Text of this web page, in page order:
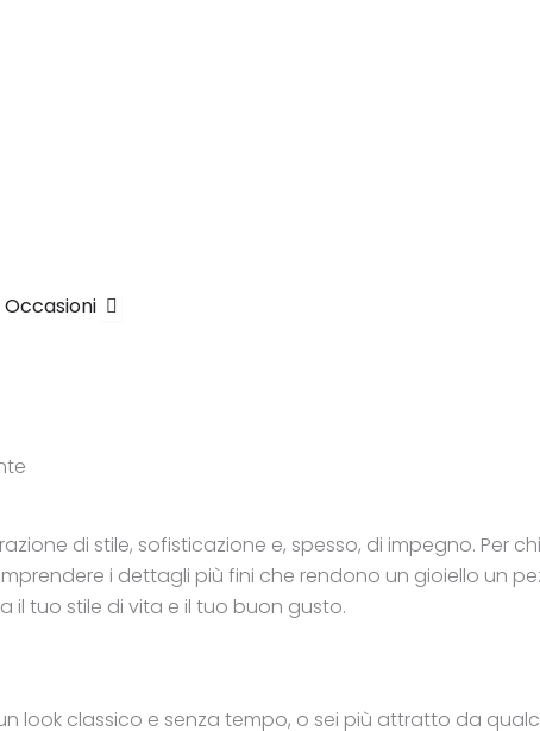
Occasioni Apri Occasioni
di stile, sofisticazione e, spesso, di impegno. Per
i dettagli più fini che rendono un gioiello un
il tuo stile di vita e il tuo buon gusto.
look classico e senza tempo, o sei più attratto da